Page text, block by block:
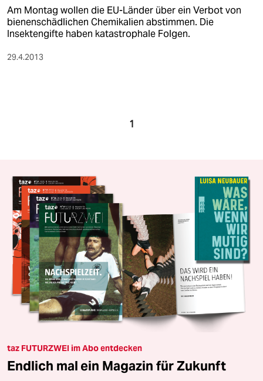
Am Montag wollen die EU-Länder über ein Verbot von
bienenschädlichen Chemikalien abstimmen. Die
Insektengifte haben katastrophale Folgen.
29.4.2013
1
taz FUTURZWEI im Abo entdecken
Endlich mal ein Magazin für Zukunft